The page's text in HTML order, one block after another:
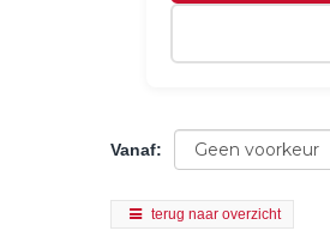
Vanaf:
terug naar overzicht